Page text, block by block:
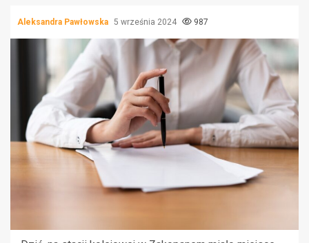
Aleksandra Pawłowska 5 września 2024 987